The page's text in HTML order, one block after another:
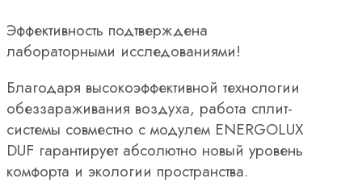
Эффективность подтверждена
лабораторными исследованиями!
Благодаря высокоэффективной технологии
обеззараживания воздуха, работа сплит-
системы совместно с модулем ENERGOLUX
DUF гарантирует абсолютно новый уровень
комфорта и экологии пространства.